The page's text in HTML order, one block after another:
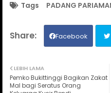
Tags PADANG
Facebook
ter
LEBIH LAMA
Pemko Bukittinggi Bagikan Zakat
Mal bagi Seratus Orang